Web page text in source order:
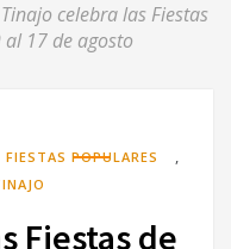
Tinajo celebra las Fiestas
al 17 de agosto
FIESTAS POPULARES ,
Fiestas de